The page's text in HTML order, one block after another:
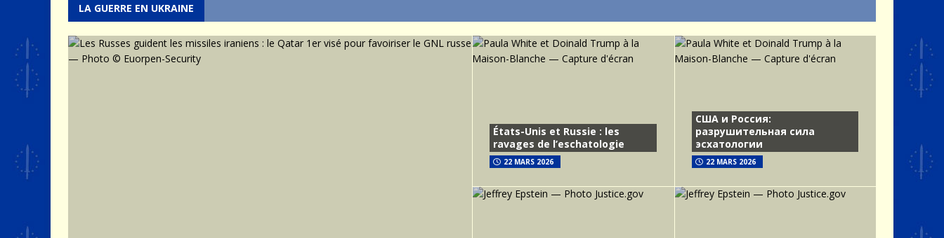
LA GUERRE EN UKRAINE
États-Unis et Russie : les
ravages de l’eschatologie
22 MARS 2026
США и Россия:
разрушительная сила
эсхатологии
22 MARS 2026